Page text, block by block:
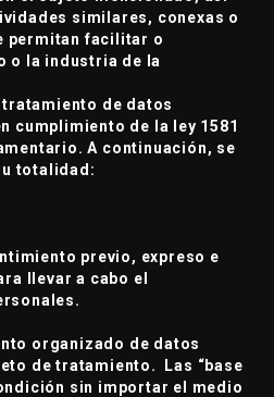
similares, conexas o
permitan facilitar o
o la industria de la
de datos
cumplimiento de la ley 1581
A continuación, se
totalidad:
previo, expreso e
llevar a cabo el
organizado de datos
de tratamiento. Las “base
sin importar el medio